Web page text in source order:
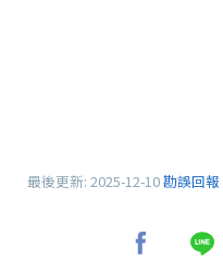
最後更新: 2025-12-10勘誤回報